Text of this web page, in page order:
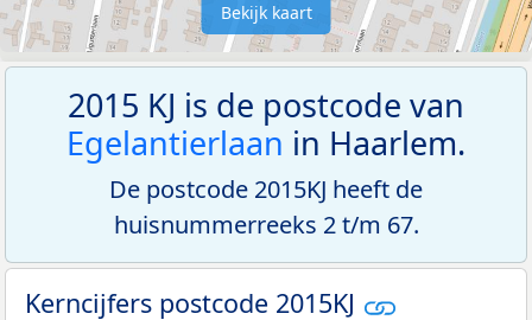
Bekijk kaart
2015 KJ is de postcode van
Egelantierlaan in Haarlem.
De postcode 2015KJ heeft de
huisnummerreeks 2 t/m 67.
Kerncijfers postcode 2015KJ